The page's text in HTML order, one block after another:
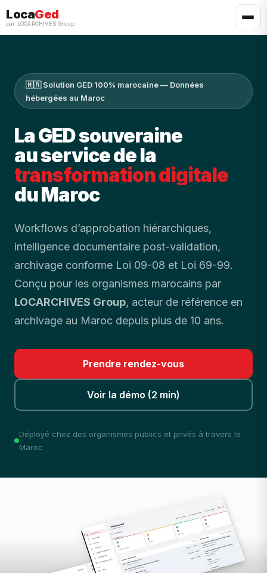
LocaGed
par LOCARCHIVES Group
🇲🇦 Solution GED 100% marocaine — Données
hébergées au Maroc
La
GED
souveraine
service
de
la
transformation
du
La GED souveraine
au service de la
transformation digitale
du Maroc
Workflows d’approbation hiérarchiques,
intelligence documentaire post-validation,
archivage conforme Loi 09-08 et Loi 69-99.
Conçu pour les organismes marocains par
LOCARCHIVES Group, acteur de référence en
archivage au Maroc depuis plus de 10 ans.
Prendre rendez-vous
Voir la démo (2 min)
Déployé chez des organismes publics et privés à travers le
Maroc